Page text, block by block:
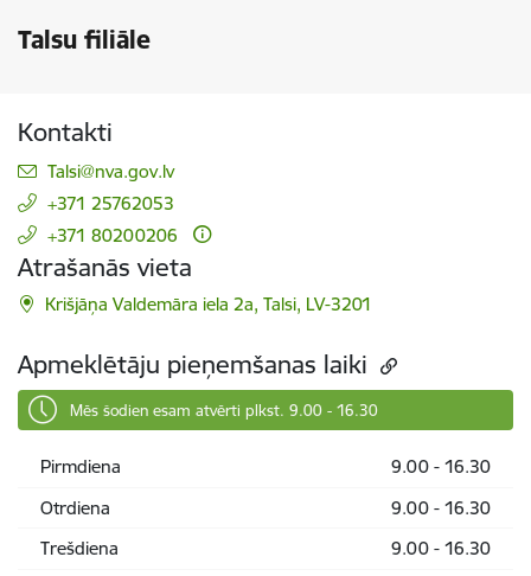
Talsu filiāle
Kontakti
E-pasts:
Talsi@nva.gov.lv
+371 25762053
+371 80200206
Atrašanās vieta
Krišjāņa Valdemāra iela 2a, Talsi, LV-3201
Apmeklētāju pieņemšanas laiki
Mēs šodien esam atvērti plkst. 9.00 - 16.30
Pirmdiena
9.00 - 16.30
Otrdiena
9.00 - 16.30
Trešdiena
9.00 - 16.30